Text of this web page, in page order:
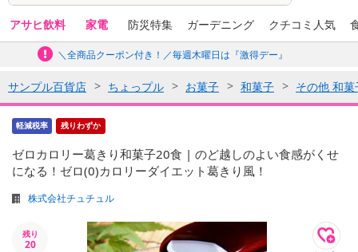
アサヒ飲料 家電 防災特集 ガーデニング クチコミ人気
＼全商品クーポン付き！／毎週木曜日は『激得デー』
サンプル百貨店 ちょっプル お菓子 和菓子 その他 和菓
軽減税率 残りわずか
ゼロカロリー葛きり和菓子20食 | のど越しのよい食感がくせ
になる！ゼロ(0)カロリーダイエット葛きり風！
株式会社チュチュル
残り
20